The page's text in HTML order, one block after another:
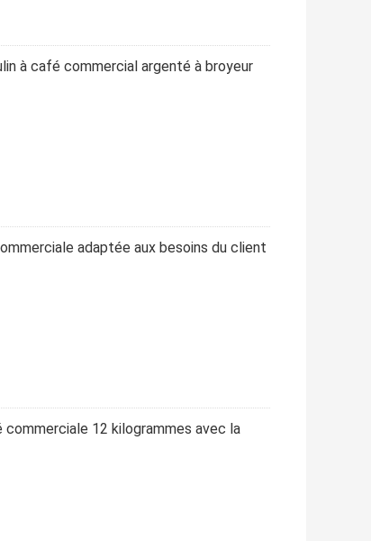
à café commercial argenté à broyeur
adaptée aux besoins du client
12 kilogrammes avec la